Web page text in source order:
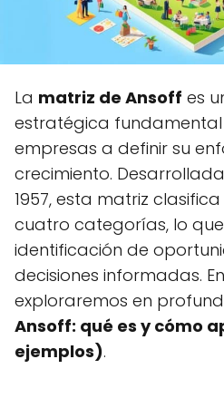
La matriz de Ansoff es
estratégica
empresas a definir su
crecimiento.
1957, esta matriz
cuatro categorías, lo
identificación de
decisiones informadas.
exploraremos en
Ansoff: qué es y cómo
ejemplos).